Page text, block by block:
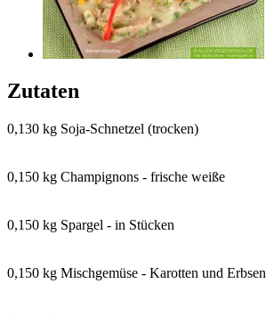
Zutaten
0,130 kg Soja-Schnetzel (trocken)
0,150 kg Champignons - frische weiße
0,150 kg Spargel - in Stücken
0,150 kg Mischgemüse - Karotten und Erbsen